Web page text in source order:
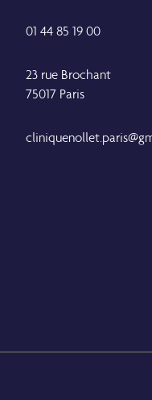
01 44 85 19 00
23 rue Brochant
75017 Paris